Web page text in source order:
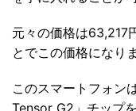
元々の価格は63,217
とでこの価格になりま
このスマートフォン